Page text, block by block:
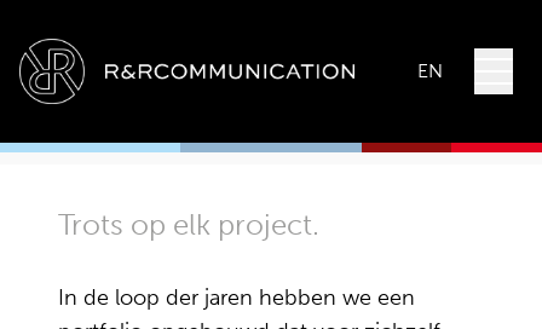
EN
Trots op elk project.
In de loop der jaren hebben we een